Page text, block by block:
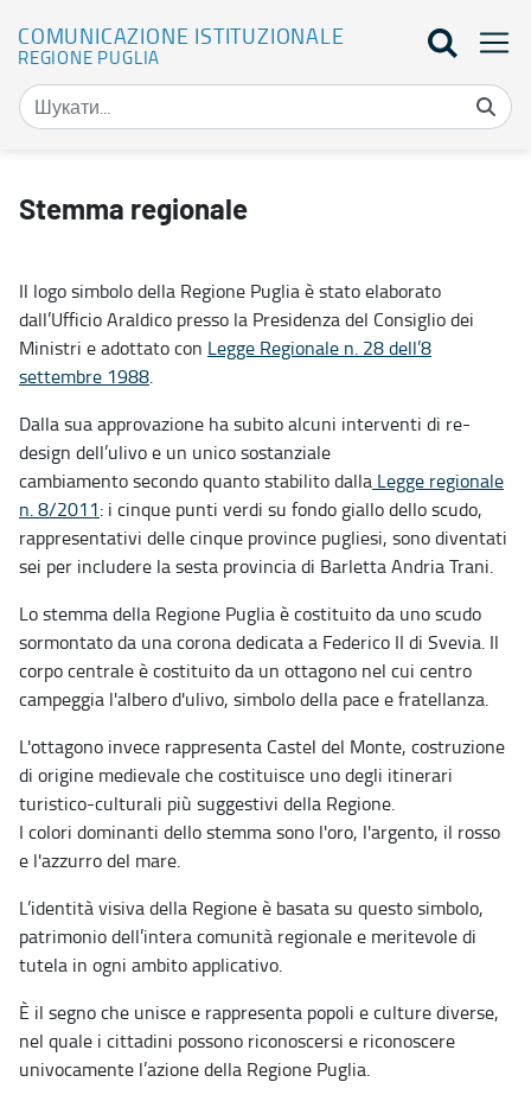
COMUNICAZIONE ISTITUZIONALE
REGIONE PUGLIA
Stemma regionale
Il logo simbolo della Regione Puglia è stato elaborato
dall’Ufficio Araldico presso la Presidenza del Consiglio dei
Ministri e adottato con Legge Regionale n. 28 dell’8
settembre 1988.
Dalla sua approvazione ha subito alcuni interventi di re-
design dell’ulivo e un unico sostanziale
cambiamento secondo quanto stabilito dalla Legge regionale
n. 8/2011: i cinque punti verdi su fondo giallo dello scudo,
rappresentativi delle cinque province pugliesi, sono diventati
sei per includere la sesta provincia di Barletta Andria Trani.
Lo stemma della Regione Puglia è costituito da uno scudo
sormontato da una corona dedicata a Federico II di Svevia. Il
corpo centrale è costituito da un ottagono nel cui centro
campeggia l'albero d'ulivo, simbolo della pace e fratellanza.
L'ottagono invece rappresenta Castel del Monte, costruzione
di origine medievale che costituisce uno degli itinerari
turistico-culturali più suggestivi della Regione.
I colori dominanti dello stemma sono l'oro, l'argento, il rosso
e l'azzurro del mare.
L’identità visiva della Regione è basata su questo simbolo,
patrimonio dell’intera comunità regionale e meritevole di
tutela in ogni ambito applicativo.
È il segno che unisce e rappresenta popoli e culture diverse,
nel quale i cittadini possono riconoscersi e riconoscere
univocamente l’azione della Regione Puglia.